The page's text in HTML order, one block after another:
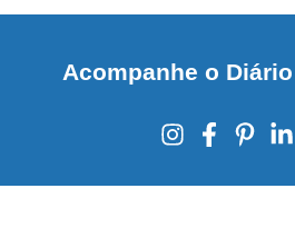
Acompanhe o